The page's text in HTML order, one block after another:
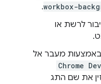
workbox-
.
לרשת או
מעבר אל
Chrome
את שם התג